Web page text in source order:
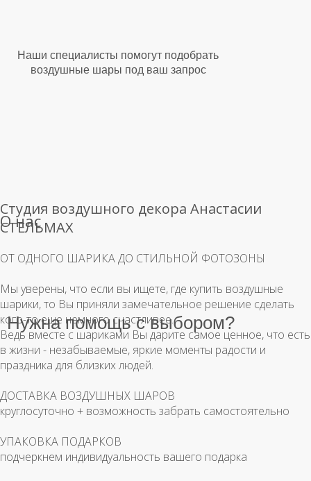
Наши специалисты помогут подобрать
воздушные шары под ваш запрос
Нужна помощь с выбором?
О нас
Студия воздушного декора Анастасии
СТЕЛЬМАХ
ОТ ОДНОГО ШАРИКА ДО СТИЛЬНОЙ ФОТОЗОНЫ
Мы уверены, что если вы ищете, где купить воздушные
шарики, то Вы приняли замечательное решение сделать
кого-то еще немного счастливее.
Ведь вместе с шариками Вы дарите самое ценное, что есть
в жизни - незабываемые, яркие моменты радости и
праздника для близких людей.
ДОСТАВКА ВОЗДУШНЫХ ШАРОВ
круглосуточно + возможность забрать самостоятельно
УПАКОВКА ПОДАРКОВ
подчеркнем индивидуальность вашего подарка